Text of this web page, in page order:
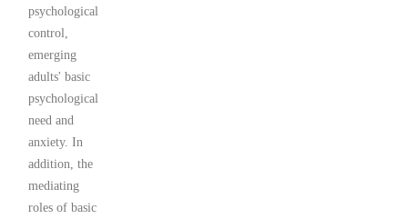
psychological
control,
emerging
adults' basic
psychological
need and
anxiety. In
addition, the
mediating
roles of basic